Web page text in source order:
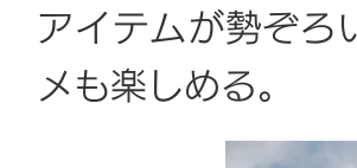
アイテムが勢ぞろ
メも楽しめる。